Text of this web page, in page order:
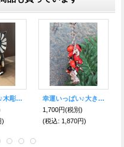
幸運を呼ぶ水牛の角 福ふくろう★根付 黒
)
幸運のシンボル♪W馬蹄ネックレス
3,000円(税別)
(税込: 3,300円)